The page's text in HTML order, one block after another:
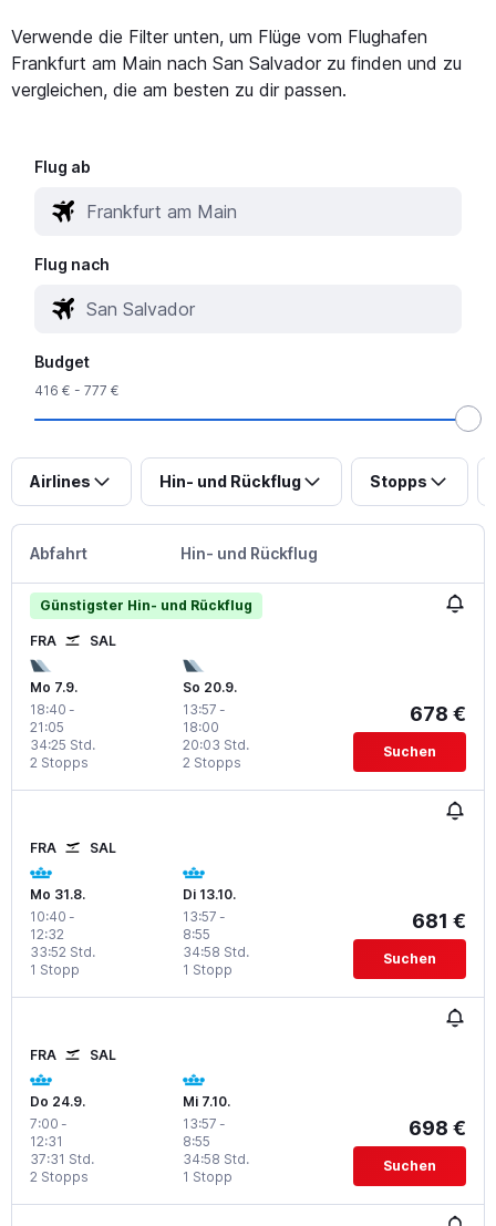
Verwende die Filter unten, um Flüge vom Flughafen
Frankfurt am Main nach San Salvador zu finden und zu
vergleichen, die am besten zu dir passen.
Flug ab
Flug nach
Budget
416 € - 777 €
Airlines Hin- und Rückflug Stopps
Abfahrt Hin- und Rückflug
Günstigster Hin- und Rückflug
FRA SAL
Mo 7.9.
18:40 -
21:05
2 Stopps
34:25 Std.
So 20.9.
13:57 -
18:00
2 Stopps
20:03 Std.
678 €
Suchen
FRA SAL
Mo 31.8.
10:40 -
12:32
1 Stopp
33:52 Std.
Di 13.10.
13:57 -
8:55
1 Stopp
34:58 Std.
681 €
Suchen
FRA SAL
Do 24.9.
7:00 -
12:31
2 Stopps
37:31 Std.
Mi 7.10.
13:57 -
8:55
1 Stopp
34:58 Std.
698 €
Suchen